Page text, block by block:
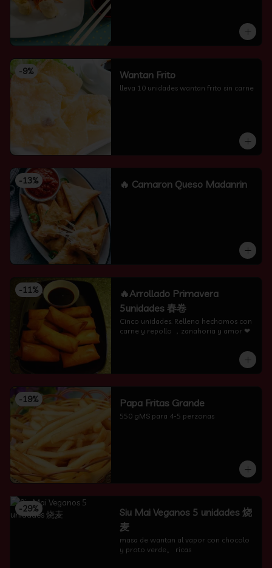
-9% Wantan Frito
lleva 10 unidades wantan frito sin carne
-13% 🔥 Camaron Queso Madanrin
-11%
🔥Arrollado Primavera
5unidades 春卷
Cinco unidades. Relleno hechomos con
carne y repollo ，zanahoria y amor ❤
-19% Papa Fritas Grande
550 gMS para 4-5 perzonas
-29%
Siu Mai Veganos 5 unidades 烧
麦
masa de wantan al vapor con chocolo
y proto verde。 ricas